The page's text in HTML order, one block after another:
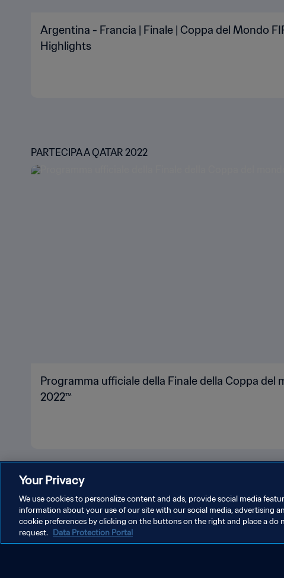
Argentina - Francia | Finale | Coppa del Mondo
Highlights
PARTECIPA A QATAR 2022
Programma ufficiale della Finale della Coppa del
2022™
Your Privacy
We use cookies to personalize content and ads, provide social media
information about your use of our site with our social media, advertising
cookie preferences by clicking on the buttons on the right and place a do
request. Data Protection Portal